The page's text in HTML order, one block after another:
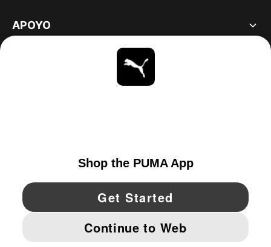
APOYO
YouTube Twitter Pinterest
IMPRINT AND LEGAL DATA